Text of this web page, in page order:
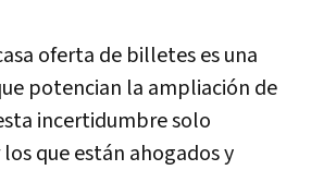
oferta de billetes es una
potencian la ampliación de
incertidumbre solo
que están ahogados y